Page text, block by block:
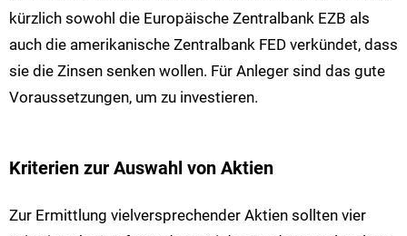
kürzlich sowohl die Europäische Zentralbank EZB als
auch die amerikanische Zentralbank FED verkündet, dass
sie die Zinsen senken wollen. Für Anleger sind das gute
Voraussetzungen, um zu investieren.
Kriterien zur Auswahl von Aktien
Zur Ermittlung vielversprechender Aktien sollten vier